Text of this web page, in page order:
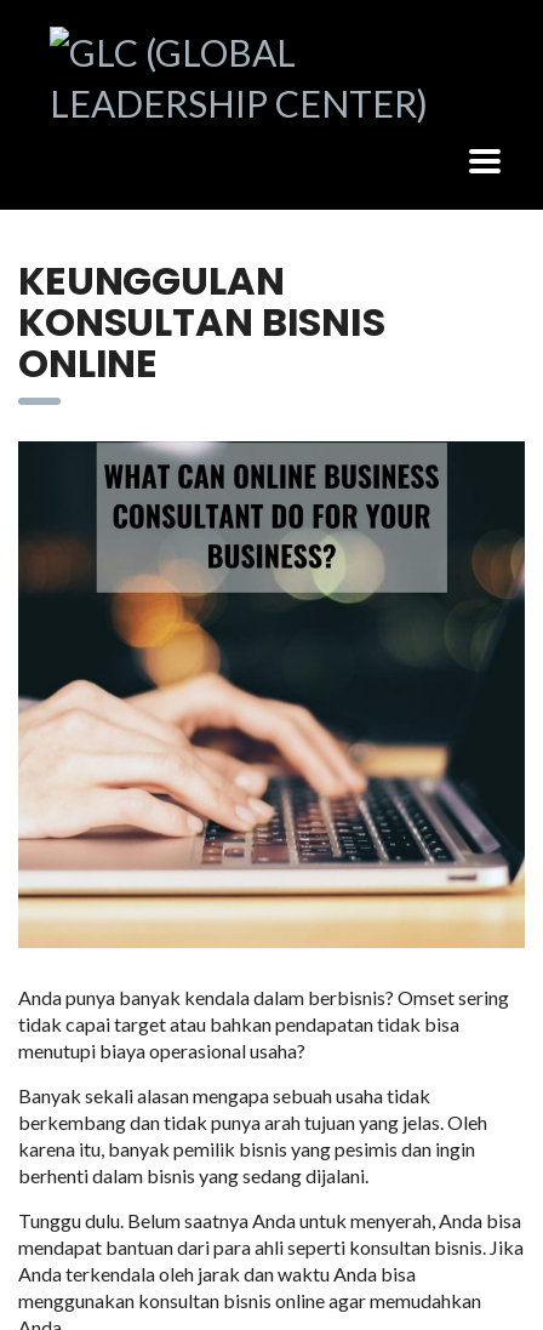
KEUNGGULAN
KONSULTAN BISNIS
ONLINE
Anda punya banyak kendala dalam berbisnis? Omset sering
tidak capai target atau bahkan pendapatan tidak bisa
menutupi biaya operasional usaha?
Banyak sekali alasan mengapa sebuah usaha tidak
berkembang dan tidak punya arah tujuan yang jelas. Oleh
karena itu, banyak pemilik bisnis yang pesimis dan ingin
berhenti dalam bisnis yang sedang dijalani.
Tunggu dulu. Belum saatnya Anda untuk menyerah, Anda bisa
mendapat bantuan dari para ahli seperti konsultan bisnis. Jika
Anda terkendala oleh jarak dan waktu Anda bisa
menggunakan konsultan bisnis online agar memudahkan